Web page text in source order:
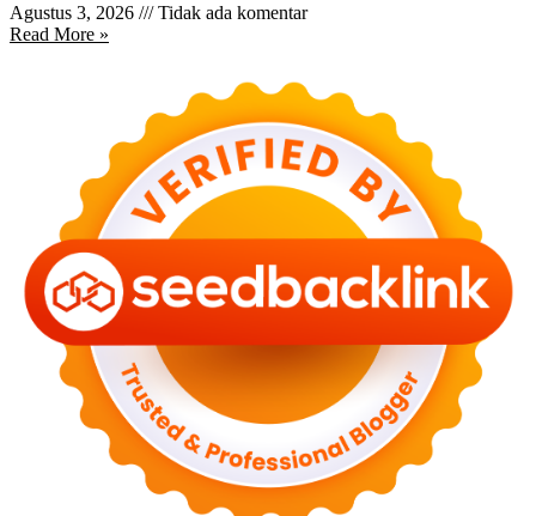
Agustus 3, 2026
Tidak ada komentar
Read More »